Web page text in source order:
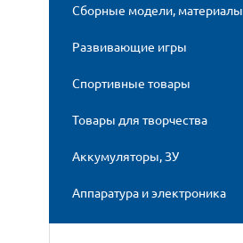
Сборные модели, материалы
Развивающие игры
Спортивные товары
Товары для творчества
Аккумуляторы, ЗУ
Аппаратура и электроника